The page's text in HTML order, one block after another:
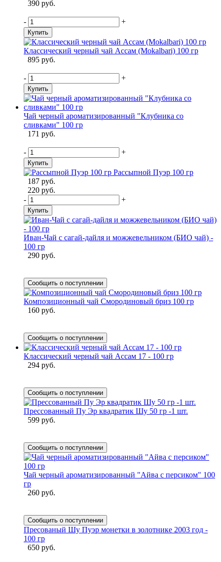
390 руб.
- +
Купить
Классический черный чай Ассам (Mokalbari) 100 гр
895 руб.
- +
Купить
Чай черный ароматизированный "Клубника со
сливками" 100 гр
171 руб.
- +
Купить
Рассыпной Пуэр 100 гр
187 руб.
220 руб.
-
+
Купить
Иван-Чай с сагай-дайля и можжевельником (БИО чай) -
100 гр
290 руб.
Сообщить о поступлении
Композиционный чай Смородиновый бриз 100 гр
160 руб.
Сообщить о поступлении
Классический черный чай Ассам 17 - 100 гр
294 руб.
Сообщить о поступлении
Прессованный Пу Эр квадратик Шу 50 гр -1 шт.
599 руб.
Сообщить о поступлении
Чай черный ароматизированный "Айва с персиком" 100
гр
260 руб.
Сообщить о поступлении
Пресованый Шу Пуэр монетки в золотнике 2003 год -
100 гр
650 руб.